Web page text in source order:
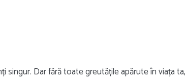
singur. Dar fără toate greutățile apărute în viața